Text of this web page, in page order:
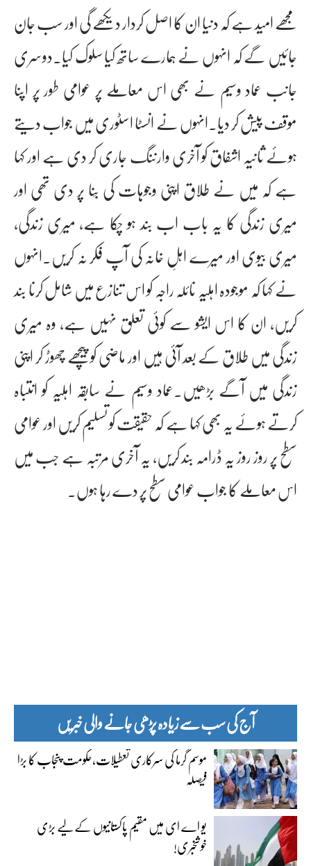
مجھے امید ہے کہ دنیا ان کا اصل کردار دیکھے گی اور سب جان
جائیں گے کہ انہوں نے ہمارے ساتھ کیا سلوک کیا۔دوسری
جانب عماد وسیم نے بھی اس معاملے پر عوامی طور پر اپنا
موقف پیش کر دیا۔انہوں نے انسٹا اسٹوری میں جواب دیتے
ہوئے ثانیہ اشفاق کو آخری وارننگ جاری کر دی ہے اور کہا
ہے کہ میں نے طلاق اپنی وجوہات کی بِنا پر دی تھی اور
میری زندگی کا یہ باب اب بند ہو چکا ہے، میری زندگی،
میری بیوی اور میرے اہلِ خانہ کی آپ فکر نہ کریں۔انہوں
نے کہا کہ موجودہ اہلیہ نائلہ راجہ کو اس تنازع میں شامل کرنا بند
کریں، ان کا اس ایشو سے کوئی تعلق نہیں ہے، وہ میری
زندگی میں طلاق کے بعد آئی ہیں اور ماضی کو پیچھے چھوڑ کر اپنی
زندگی میں آگے بڑھیں۔عماد وسیم نے سابقہ اہلیہ کو انتباہ
کرتے ہوئے یہ بھی کہا ہے کہ حقیقت کو تسلیم کریں اور عوامی
سطح پر روز روز یہ ڈرامہ بند کریں، یہ آخری مرتبہ ہے جب میں
اس معاملے کا جواب عوامی سطح پر دے رہا ہوں۔
آج کی سب سے زیادہ پڑھی جانے والی خبریں
موسم گرما کی سرکاری تعطیلات،حکومت پنجاب کا بڑا
فیصلہ
یو اے ای میں مقیم پاکستانیوں کے لیے بڑی
خوشخبری!